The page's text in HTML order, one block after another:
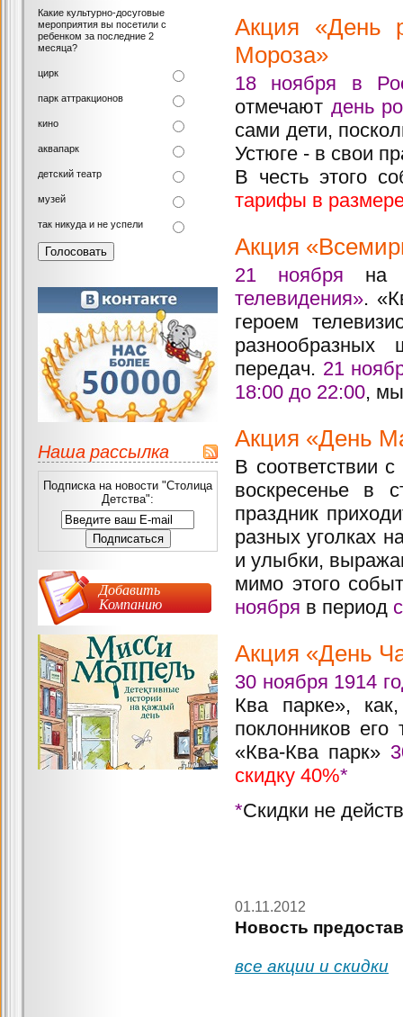
Акция «День
Мороза»
18 ноября в
отмечают день
сами дети,
Устюге - в свои
В честь этого
тарифы в
Акция
21 ноября на
телевидения».
героем
разнообразных
передач. 21
18:00 до 22:00,
Акция «День
В соответствии
воскресенье в
праздник
разных уголках
и улыбки,
мимо этого
ноября в период
Акция «День
30 ноября 1914
Ква парке»,
поклонников
«Ква-Ква парк»
скидку 40%*
*Скидки не
01.11.2012
Новость
все акции и скидки
Какие культурно-досуговые
мероприятия вы посетили с
ребенком за последние 2
месяца?
цирк
парк аттракционов
кино
аквапарк
детский театр
музей
так никуда и не успели
Наша рассылка
Подписка на новости "Столица
Детства":
Добавить
Компанию